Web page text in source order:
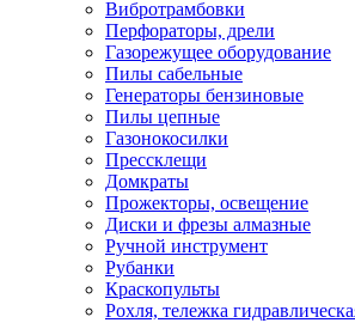
Вибротрамбовки
Перфораторы, дрели
Газорежущее оборудование
Пилы сабельные
Генераторы бензиновые
Пилы цепные
Газонокосилки
Прессклещи
Домкраты
Прожекторы, освещение
Диски и фрезы алмазные
Ручной инструмент
Рубанки
Краскопульты
Рохля, тележка